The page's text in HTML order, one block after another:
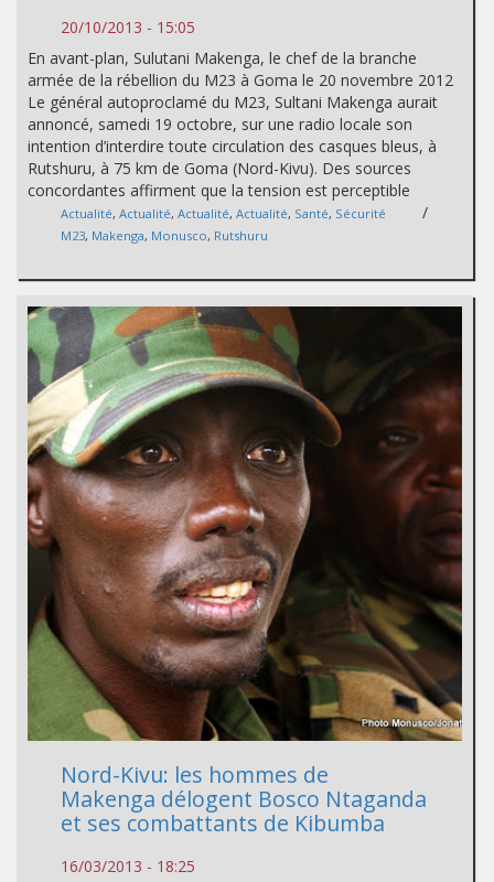
20/10/2013 - 15:05
En avant-plan, Sulutani Makenga, le chef de la branche
armée de la rébellion du M23 à Goma le 20 novembre 2012
Le général autoproclamé du M23, Sultani Makenga aurait
annoncé, samedi 19 octobre, sur une radio locale son
intention d’interdire toute circulation des casques bleus, à
Rutshuru, à 75 km de Goma (Nord-Kivu). Des sources
concordantes affirment que la tension est perceptible
Actualité, Actualité, Actualité, Actualité, Santé, Sécurité /
M23, Makenga, Monusco, Rutshuru
Nord-Kivu: les hommes de
Makenga délogent Bosco Ntaganda
et ses combattants de Kibumba
16/03/2013 - 18:25